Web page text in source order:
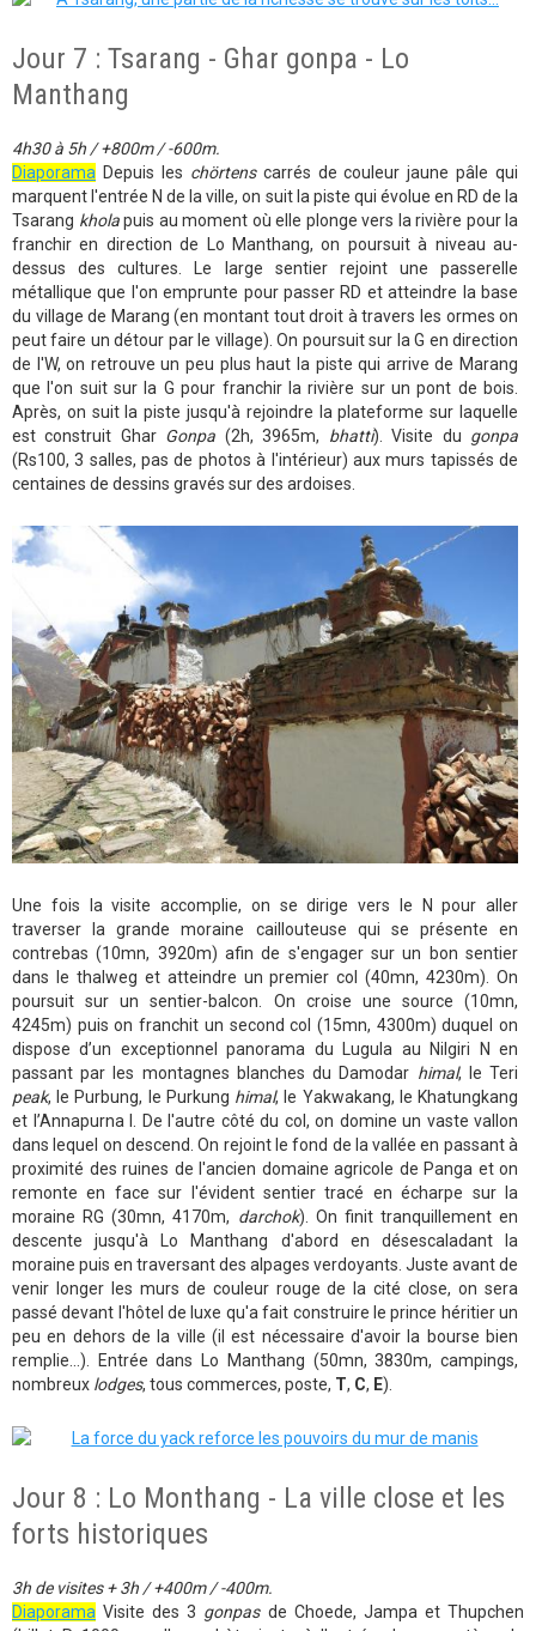
Jour 7 : Tsarang - Ghar gonpa - Lo
Manthang
4h30 à 5h / +800m / -600m.
Diaporama Depuis les chörtenscarrés de couleur jaune pâle qui
marquent l'entrée N de la ville, on suit la piste qui évolue en RD de la
Tsarang kholapuis au moment où elle plonge vers la rivière pour la
franchir en direction de Lo Manthang, on poursuit à niveau au-
dessus des cultures. Le large sentier rejoint une passerelle
métallique que l'on emprunte pour passer RD et atteindre la base
du village de Marang (en montant tout droit à travers les ormes on
peut faire un détour par le village). On poursuit sur la G en direction
de l'W, on retrouve un peu plus haut la piste qui arrive de Marang
que l'on suit sur la G pour franchir la rivière sur un pont de bois.
Après, on suit la piste jusqu'à rejoindre la plateforme sur laquelle
est construit Ghar Gonpa (2h, 3965m, bhatti). Visite du gonpa
(Rs100, 3 salles, pas de photos à l'intérieur) aux murs tapissés de
centaines de dessins gravés sur des ardoises.
Une fois la visite accomplie, on se dirige vers le N pour aller
traverser la grande moraine caillouteuse qui se présente en
contrebas (10mn, 3920m) afin de s'engager sur un bon sentier
dans le thalweg et atteindre un premier col (40mn, 4230m). On
poursuit sur un sentier-balcon. On croise une source (10mn,
4245m) puis on franchit un second col (15mn, 4300m) duquel on
dispose d’un exceptionnel panorama du Lugula au Nilgiri N en
passant par les montagnes blanches du Damodar himal, le Teri
peak, le Purbung, le Purkung himal, le Yakwakang, le Khatungkang
et l’Annapurna I. De l'autre côté du col, on domine un vaste vallon
dans lequel on descend. On rejoint le fond de la vallée en passant à
proximité des ruines de l'ancien domaine agricole de Panga et on
remonte en face sur l'évident sentier tracé en écharpe sur la
moraine RG (30mn, 4170m, darchok). On finit tranquillement en
descente jusqu'à Lo Manthang d'abord en désescaladant la
moraine puis en traversant des alpages verdoyants. Juste avant de
venir longer les murs de couleur rouge de la cité close, on sera
passé devant l'hôtel de luxe qu'a fait construire le prince héritier un
peu en dehors de la ville (il est nécessaire d'avoir la bourse bien
remplie...). Entrée dans Lo Manthang (50mn, 3830m, campings,
nombreux lodges, tous commerces, poste, T, C, E).
Jour 8 : Lo Monthang - La ville close et les
forts historiques
3h de visites + 3h / +400m / -400m.
Diaporama Visite des 3 gonpas de Choede, Jampa et Thupchen